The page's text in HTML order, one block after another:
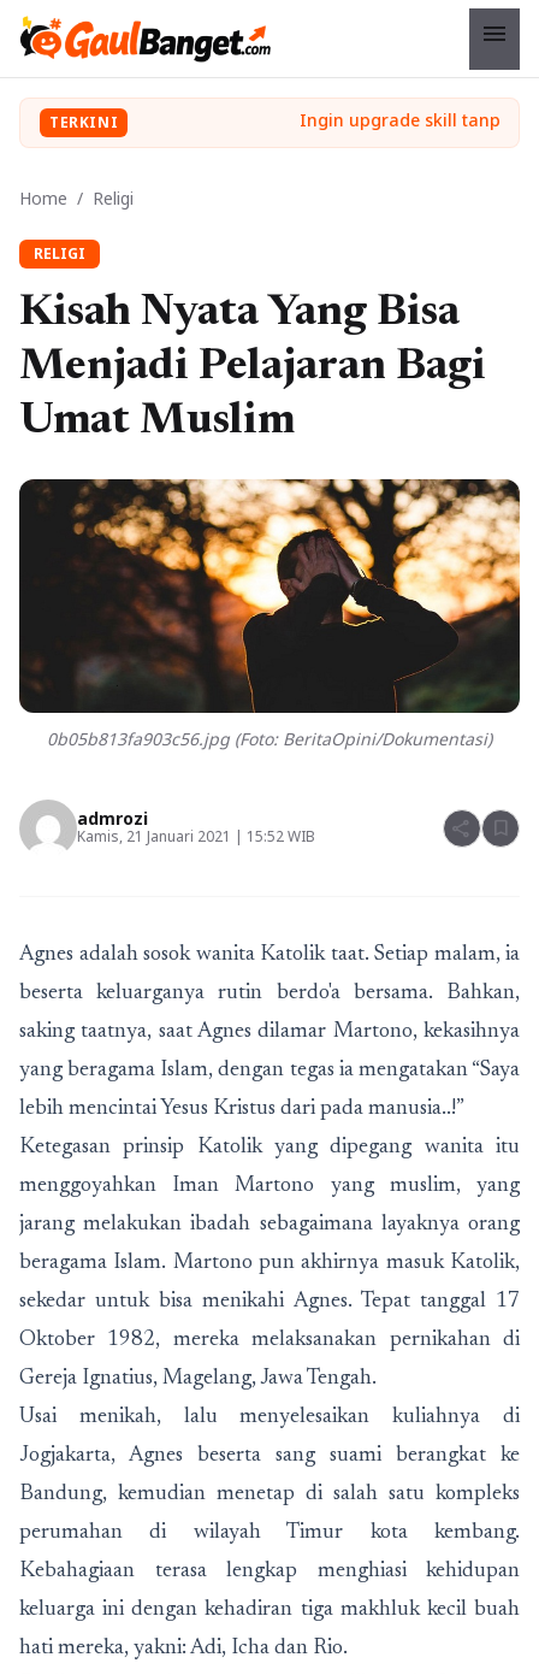
menu
TERKINI
Home / Religi
RELIGI
Kisah Nyata Yang Bisa
Menjadi Pelajaran Bagi
Umat Muslim
0b05b813fa903c56.jpg (Foto: BeritaOpini/Dokumentasi)
admrozi
Kamis, 21 Januari 2021 | 15:52 WIB share bookmark
Agnes adalah sosok wanita Katolik taat. Setiap malam, ia
beserta keluarganya rutin berdo'a bersama. Bahkan,
saking taatnya, saat Agnes dilamar Martono, kekasihnya
yang beragama Islam, dengan tegas ia mengatakan “Saya
lebih mencintai Yesus Kristus dari pada manusia..!”
Ketegasan prinsip Katolik yang dipegang wanita itu
menggoyahkan Iman Martono yang muslim, yang
jarang melakukan ibadah sebagaimana layaknya orang
beragama Islam. Martono pun akhirnya masuk Katolik,
sekedar untuk bisa menikahi Agnes. Tepat tanggal 17
Oktober 1982, mereka melaksanakan pernikahan di
Gereja Ignatius, Magelang, Jawa Tengah.
Usai menikah, lalu menyelesaikan kuliahnya di
Jogjakarta, Agnes beserta sang suami berangkat ke
Bandung, kemudian menetap di salah satu kompleks
perumahan di wilayah Timur kota kembang.
Kebahagiaan terasa lengkap menghiasi kehidupan
keluarga ini dengan kehadiran tiga makhluk kecil buah
hati mereka, yakni: Adi, Icha dan Rio.